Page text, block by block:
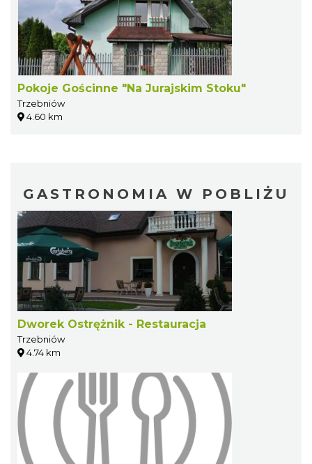
Pokoje Gościnne "Na Jurajskim Stoku"
Trzebniów
4.60 km
GASTRONOMIA W POBLIŻU
Dworek Ostrężnik - Restauracja
Trzebniów
4.74 km